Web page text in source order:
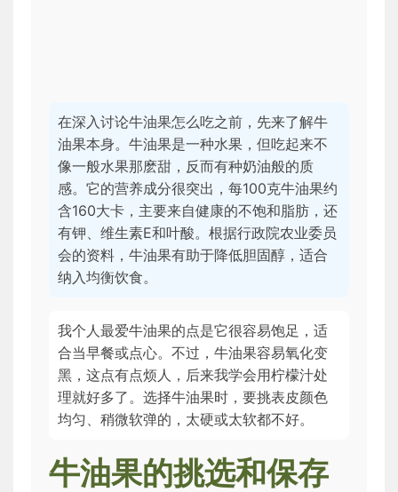
在深入讨论牛油果怎么吃之前，先来了解牛
油果本身。牛油果是一种水果，但吃起来不
像一般水果那麽甜，反而有种奶油般的质
感。它的营养成分很突出，每100克牛油果约
含160大卡，主要来自健康的不饱和脂肪，还
有钾、维生素E和叶酸。根据行政院农业委员
会的资料，牛油果有助于降低胆固醇，适合
纳入均衡饮食。
我个人最爱牛油果的点是它很容易饱足，适
合当早餐或点心。不过，牛油果容易氧化变
黑，这点有点烦人，后来我学会用柠檬汁处
理就好多了。选择牛油果时，要挑表皮颜色
均匀、稍微软弹的，太硬或太软都不好。
牛油果的挑选和保存